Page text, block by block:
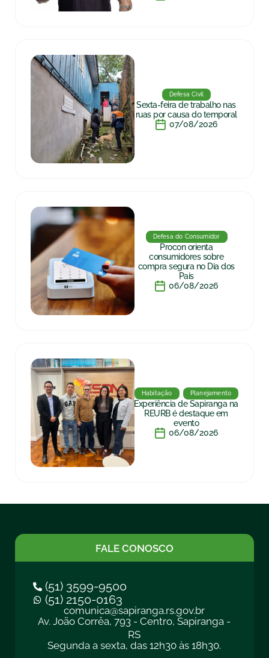
Defesa Civil
Sexta-feira de trabalho nas
ruas por causa do temporal
07/08/2026
Defesa do Consumidor
Procon orienta
consumidores sobre
compra segura no Dia dos
Pais
06/08/2026
Habitação Planejamento
Experiência de Sapiranga na
REURB é destaque em
evento
06/08/2026
FALE CONOSCO
(51) 3599-9500
(51) 2150-0163
comunica@sapiranga.rs.gov.br
Av. João Corrêa, 793 - Centro, Sapiranga -
RS
Segunda a sexta, das 12h30 às 18h30.